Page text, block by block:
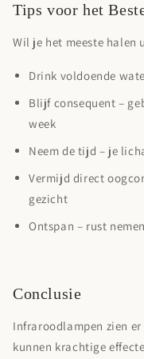
Tips voor het
Wil je het meeste halen
Drink voldoende
Blijf consequent –
week
Neem de tijd – je
Vermijd direct
gezicht
Ontspan – rust
Conclusie
Infraroodlampen zien
kunnen krachtige